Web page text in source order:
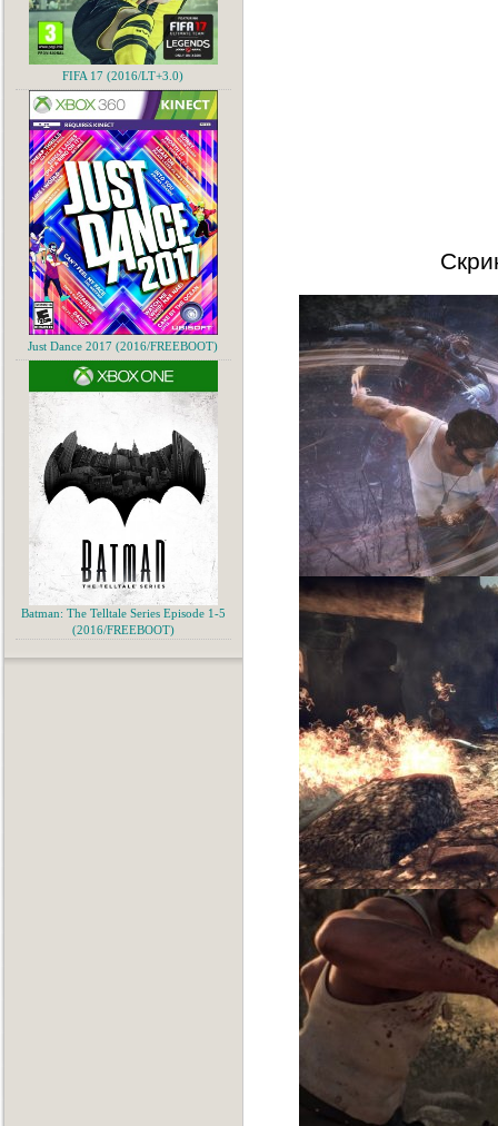
FIFA 17 (2016/LT+3.0)
Just Dance 2017 (2016/FREEBOOT)
Batman: The Telltale Series Episode 1-5
(2016/FREEBOOT)